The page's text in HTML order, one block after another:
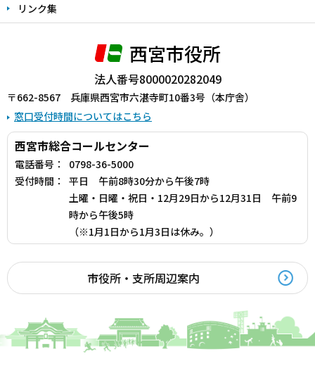
リンク集
西宮市役所
法人番号8000020282049
〒662-8567 兵庫県西宮市六湛寺町10番3号（本庁舎）
窓口受付時間についてはこちら
西宮市総合コールセンター
電話番号：
0798-36-5000
受付時間：
平日 午前8時30分から午後7時
土曜・日曜・祝日・12月29日から12月31日 午前9
時から午後5時
（※1月1日から1月3日は休み。）
市役所・支所周辺案内